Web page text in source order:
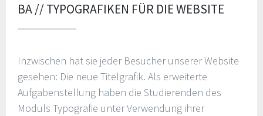
BA // TYPOGRAFIKEN FÜR DIE WEBSITE
Inzwischen hat sie jeder Besucher unserer Website
gesehen: Die neue Titelgrafik. Als erweiterte
Aufgabenstellung haben die Studierenden des
Moduls Typografie unter Verwendung ihrer